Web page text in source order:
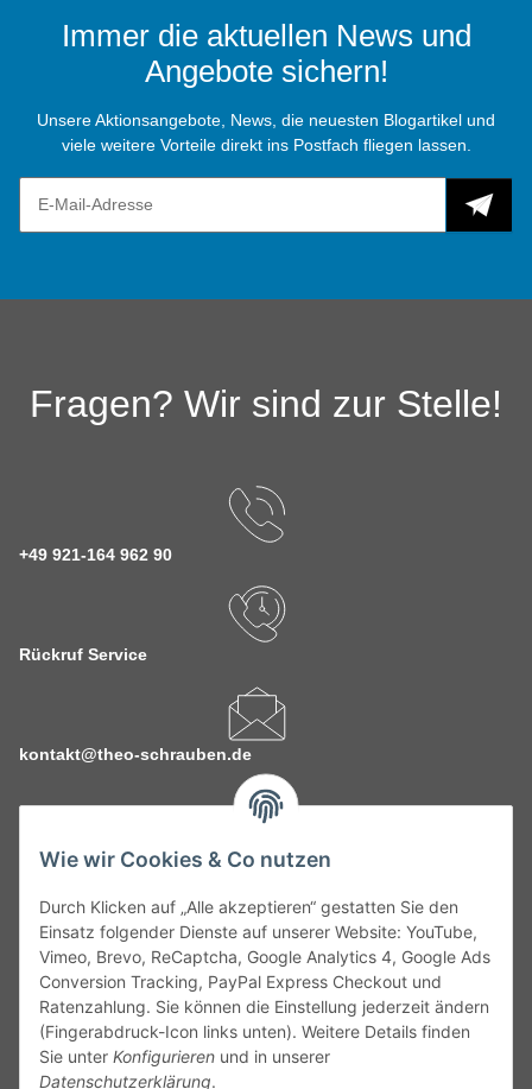
Wie wir Cookies & Co nutzen
Durch Klicken auf „Alle akzeptieren“ gestatten Sie den
Einsatz folgender Dienste auf unserer Website: YouTube,
Vimeo, Brevo, ReCaptcha, Google Analytics 4, Google Ads
Conversion Tracking, PayPal Express Checkout und
Ratenzahlung. Sie können die Einstellung jederzeit ändern
(Fingerabdruck-Icon links unten). Weitere Details finden
Sie unter Konfigurieren und in unserer
Datenschutzerklärung.
Immer die aktuellen News und
Angebote sichern!
Unsere Aktionsangebote, News, die neuesten Blogartikel und
viele weitere Vorteile direkt ins Postfach fliegen lassen.
Fragen? Wir sind zur Stelle!
+49 921-164 962 90
Rückruf Service
kontakt@theo-schrauben.de
Service
Gesetzliche Informationen
Alle technischen Angaben ohne Gewähr. Irrtümer und fehlerhafte
Angaben vorbehalten. Wenn Sie Datenblätter oder spezielle